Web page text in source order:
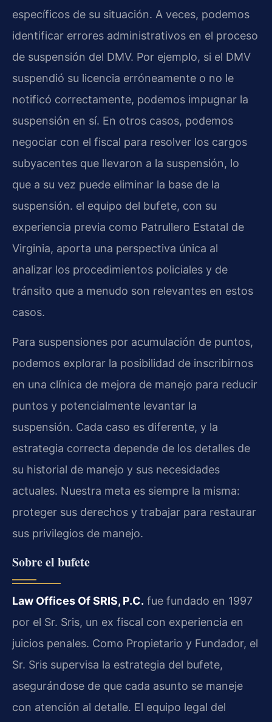
específicos de su situación. A veces, podemos
identificar errores administrativos en el proceso
de suspensión del DMV. Por ejemplo, si el DMV
suspendió su licencia erróneamente o no le
notificó correctamente, podemos impugnar la
suspensión en sí. En otros casos, podemos
negociar con el fiscal para resolver los cargos
subyacentes que llevaron a la suspensión, lo
que a su vez puede eliminar la base de la
suspensión. el equipo del bufete, con su
experiencia previa como Patrullero Estatal de
Virginia, aporta una perspectiva única al
analizar los procedimientos policiales y de
tránsito que a menudo son relevantes en estos
casos.
Para suspensiones por acumulación de puntos,
podemos explorar la posibilidad de inscribirnos
en una clínica de mejora de manejo para reducir
puntos y potencialmente levantar la
suspensión. Cada caso es diferente, y la
estrategia correcta depende de los detalles de
su historial de manejo y sus necesidades
actuales. Nuestra meta es siempre la misma:
proteger sus derechos y trabajar para restaurar
sus privilegios de manejo.
Sobre el bufete
Law Offices Of SRIS, P.C. fue fundado en 1997
por el Sr. Sris, un ex fiscal con experiencia en
juicios penales. Como Propietario y Fundador, el
Sr. Sris supervisa la estrategia del bufete,
asegurándose de que cada asunto se maneje
con atención al detalle. El equipo legal del